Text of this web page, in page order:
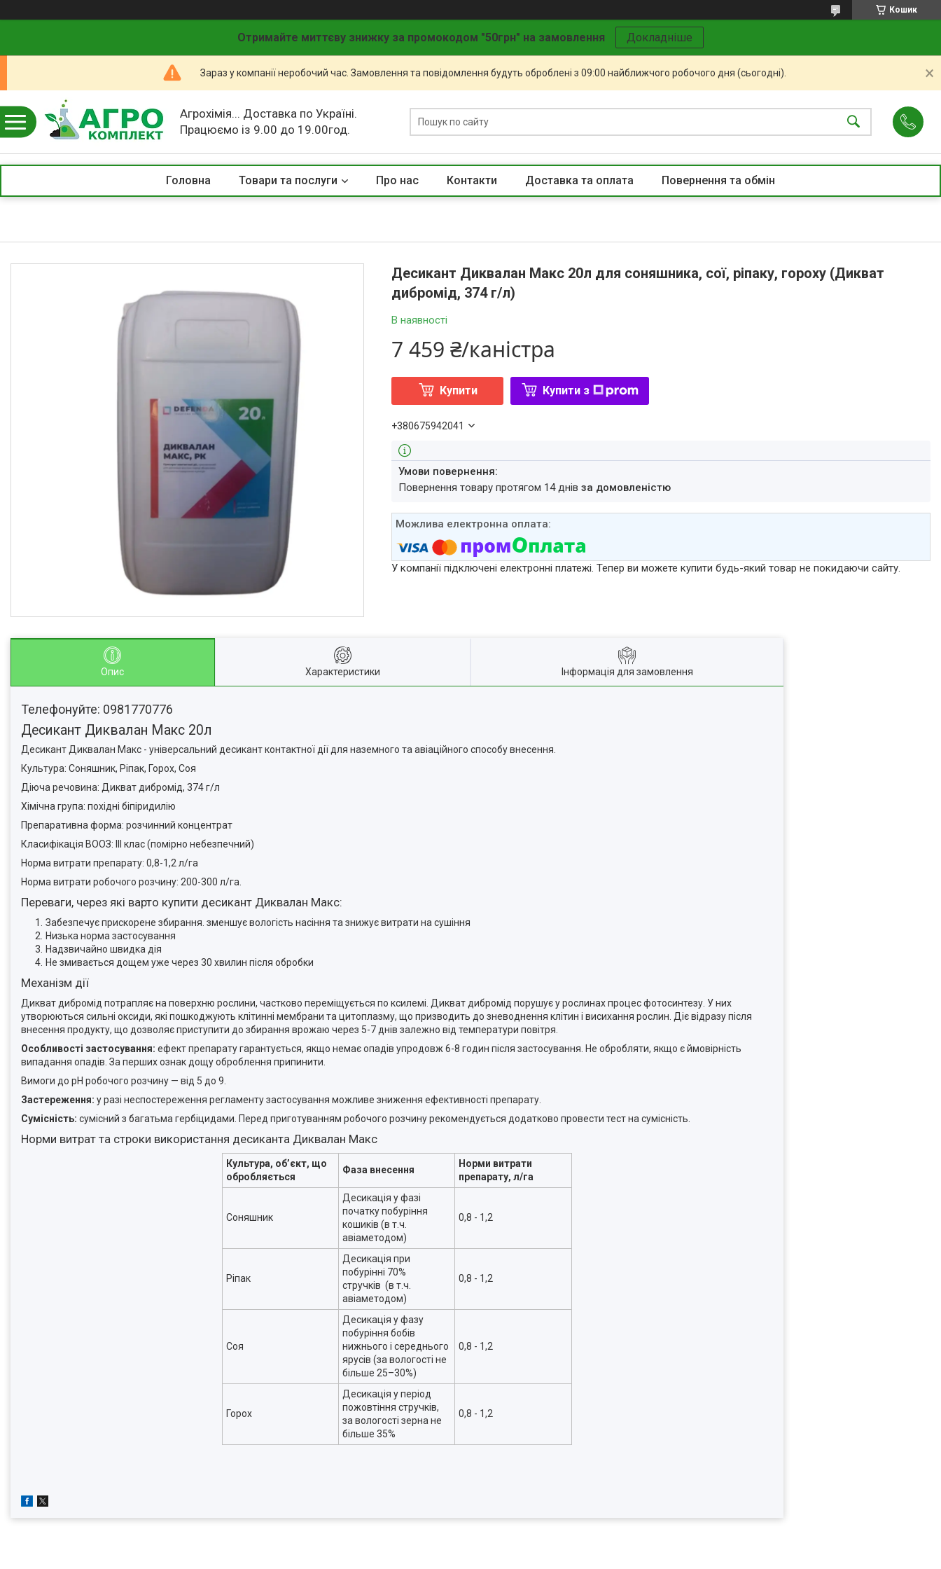
Кошик
Отримайте миттєву знижку за промокодом "50грн" на замовлення Докладніше
Зараз у компанії неробочий час. Замовлення та повідомлення будуть оброблені з 09:00 найближчого робочого дня (сьогодні).
Агрохімія... Доставка по Україні.
Працюємо із 9.00 до 19.00год.
Головна Товари та послуги Про нас Контакти Доставка та оплата Повернення та обмін
Десикант Диквалан Макс 20л для соняшника, сої, ріпаку, гороху (Дикват
дибромід, 374 г/л)
В наявності
7 459 ₴/каністра
Купити Купити з
+380675942041
повернення товару протягом 14 днівза домовленістю
У компанії підключені електронні платежі. Тепер ви можете купити будь-який товар не покидаючи сайту.
Опис Характеристики Інформація для замовлення
Телефонуйте: 0981770776
Десикант Диквалан Макс 20л
Десикант Диквалан Макс - універсальний десикант контактної дії для наземного та авіаційного способу внесення.
Культура: Соняшник, Ріпак, Горох, Соя
Діюча речовина: Дикват дибромід, 374 г/л
Хімічна група: похідні біпіридилію
Препаративна форма: розчинний концентрат
Класифікація ВООЗ: ІІІ клас (помірно небезпечний)
Норма витрати препарату: 0,8-1,2 л/га
Норма витрати робочого розчину: 200-300 л/га.
Переваги, через які варто купити десикант Диквалан Макс:
Забезпечує прискорене збирання. зменшує вологість насіння та знижує витрати на сушіння
Низька норма застосування
Надзвичайно швидка дія
Не змивається дощем уже через 30 хвилин після обробки
Механізм дії
Дикват дибромід потрапляє на поверхню рослини, частково переміщується по ксилемі. Дикват дибромід порушує у рослинах процес фотосинтезу. У них
утворюються сильні оксиди, які пошкоджують клітинні мембрани та цитоплазму, що призводить до зневоднення клітин і висихання рослин. Діє відразу після
внесення продукту, що дозволяє приступити до збирання врожаю через 5-7 днів залежно від температури повітря.
Особливості застосування: ефект препарату гарантується, якщо немає опадів упродовж 6-8 годин після застосування. Не обробляти, якщо є ймовірність
випадання опадів. За перших ознак дощу оброблення припинити.
Вимоги до pH робочого розчину — від 5 до 9.
Застереження: у разі неспостереження регламенту застосування можливе зниження ефективності препарату.
Сумісність: сумісний з багатьма гербіцидами. Перед приготуванням робочого розчину рекомендується додатково провести тест на сумісність.
Норми витрат та строки використання десиканта Диквалан Макс
Культура, об’єкт, що
обробляється
Фаза внесення
Норми витрати
препарату, л/га
Соняшник
Десикація у фазі
початку побуріння
кошиків (в т.ч.
авіаметодом)
0,8 - 1,2
Ріпак
Десикація при
побурінні 70%
стручків (в т.ч.
авіаметодом)
0,8 - 1,2
Соя
Десикація у фазу
побуріння бобів
нижнього і середнього
ярусів (за вологості не
більше 25–30%)
0,8 - 1,2
Горох
Десикація у період
пожовтіння стручків,
за вологості зерна не
більше 35%
0,8 - 1,2